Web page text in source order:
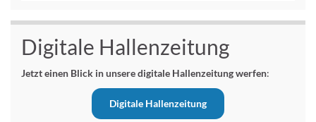
Digitale Hallenzeitung
Jetzt einen Blick in unsere digitale Hallenzeitung werfen:
Digitale Hallenzeitung